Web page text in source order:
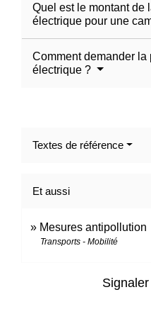
Quel est le montant de
électrique pour une
Comment demander la
électrique ?
Textes de référence
Et aussi
Mesures antipollution
Transports - Mobilité